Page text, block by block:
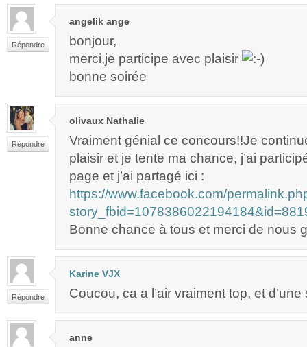
Répondre
angelik ange
bonjour,
merci,je participe avec plaisir
bonne soirée
Répondre
olivaux Nathalie
Vraiment génial ce concours!!Je
plaisir et je tente ma chance, j’ai
page et j’ai partagé ici :
https://www.facebook.com/
Bonne chance à tous et merci de nous
Répondre
Karine VJX
Coucou, ca a l’air vraiment top, et d’une
anne